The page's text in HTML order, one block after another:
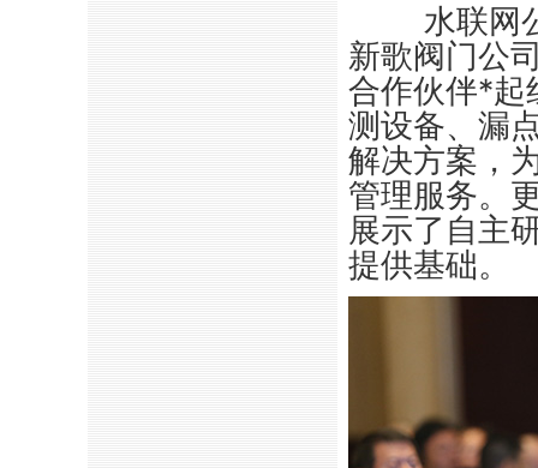
水联网
新歌阀门公
合作伙伴*起
测设备、漏
解决方案，
管理服务。
展示了自主
提供基础。